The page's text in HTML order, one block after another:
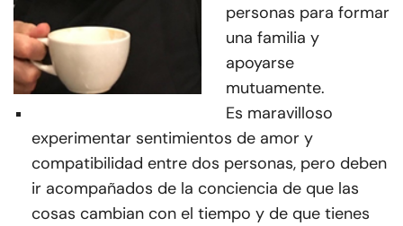
personas para formar
una familia y
apoyarse
mutuamente.
Es maravilloso
experimentar sentimientos de amor y
compatibilidad entre dos personas, pero deben
ir acompañados de la conciencia de que las
cosas cambian con el tiempo y de que tienes